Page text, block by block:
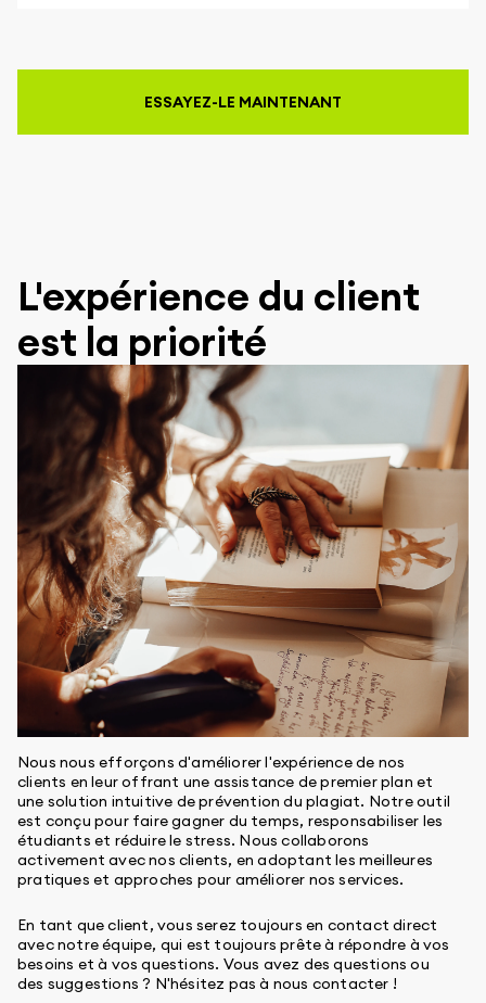
ESSAYEZ-LE MAINTENANT
L'expérience du client
est la priorité
Nous nous efforçons d'améliorer l'expérience de nos
clients en leur offrant une assistance de premier plan et
une solution intuitive de prévention du plagiat. Notre outil
est conçu pour faire gagner du temps, responsabiliser les
étudiants et réduire le stress. Nous collaborons
activement avec nos clients, en adoptant les meilleures
pratiques et approches pour améliorer nos services.
En tant que client, vous serez toujours en contact direct
avec notre équipe, qui est toujours prête à répondre à vos
besoins et à vos questions. Vous avez des questions ou
des suggestions ? N'hésitez pas à nous contacter !